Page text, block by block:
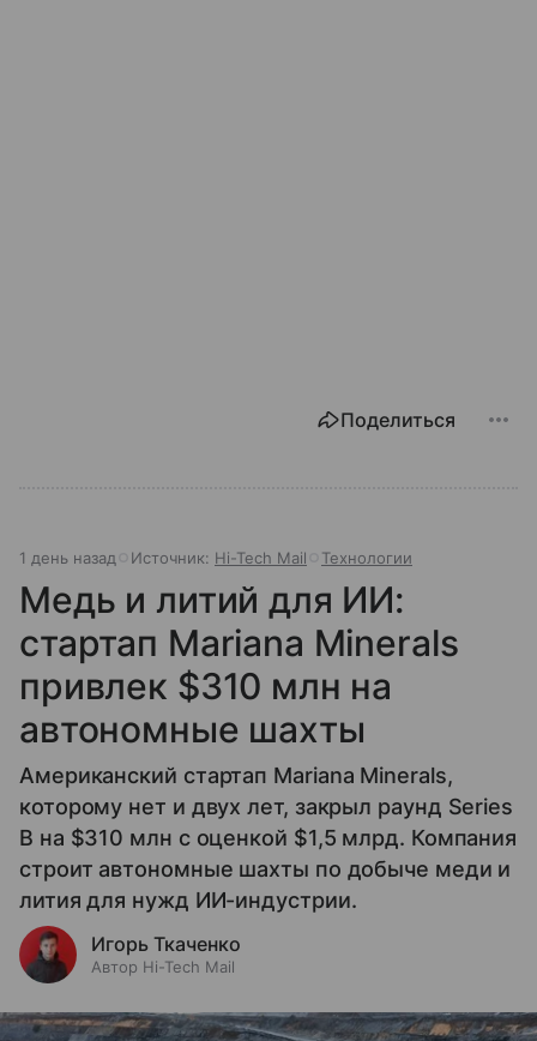
Поделиться
1 день назад Источник: Hi-Tech Mail Технологии
Медь и литий для ИИ:
стартап Mariana Minerals
привлек $310 млн на
автономные шахты
Американский стартап Mariana Minerals,
которому нет и двух лет, закрыл раунд Series
B на $310 млн с оценкой $1,5 млрд. Компания
строит автономные шахты по добыче меди и
лития для нужд ИИ-индустрии.
Игорь Ткаченко
Автор Hi-Tech Mail